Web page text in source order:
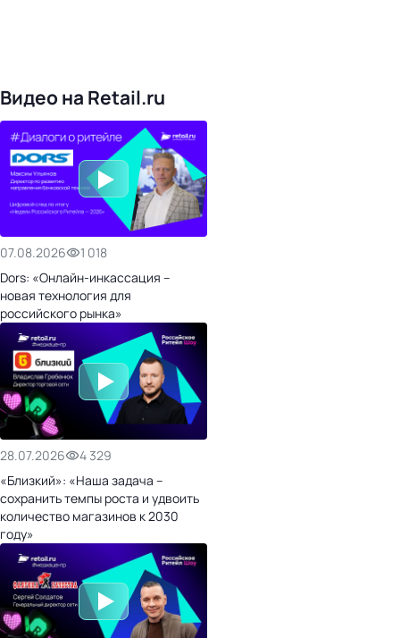
Видео на Retail.ru
07.08.2026
1 018
Dors: «Онлайн-инкассация –
новая технология для
российского рынка»
28.07.2026
4 329
«Близкий»: «Наша задача –
сохранить темпы роста и удвоить
количество магазинов к 2030
году»